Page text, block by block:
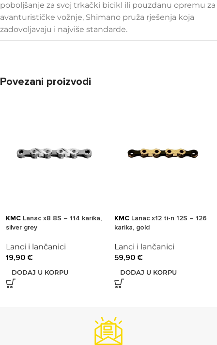
poboljšanje za svoj trkački bicikl ili pouzdanu opremu za
avanturističke vožnje, Shimano pruža rješenja koja
zadovoljavaju i najviše standarde.
Povezani proizvodi
KMC Lanac x8 8S – 114 karika,
silver grey
Lanci i lančanici
19,90 €
DODAJ U KORPU
KMC Lanac x12 ti-n 12S – 126
karika, gold
Lanci i lančanici
59,90 €
DODAJ U KORPU